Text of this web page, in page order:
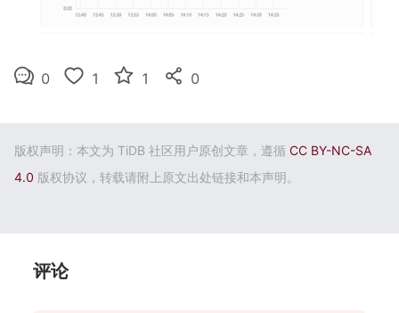
0 1 1 0
版权声明：本文为 TiDB 社区用户原创文章，遵循 CC BY-NC-SA
4.0 版权协议，转载请附上原文出处链接和本声明。
评论